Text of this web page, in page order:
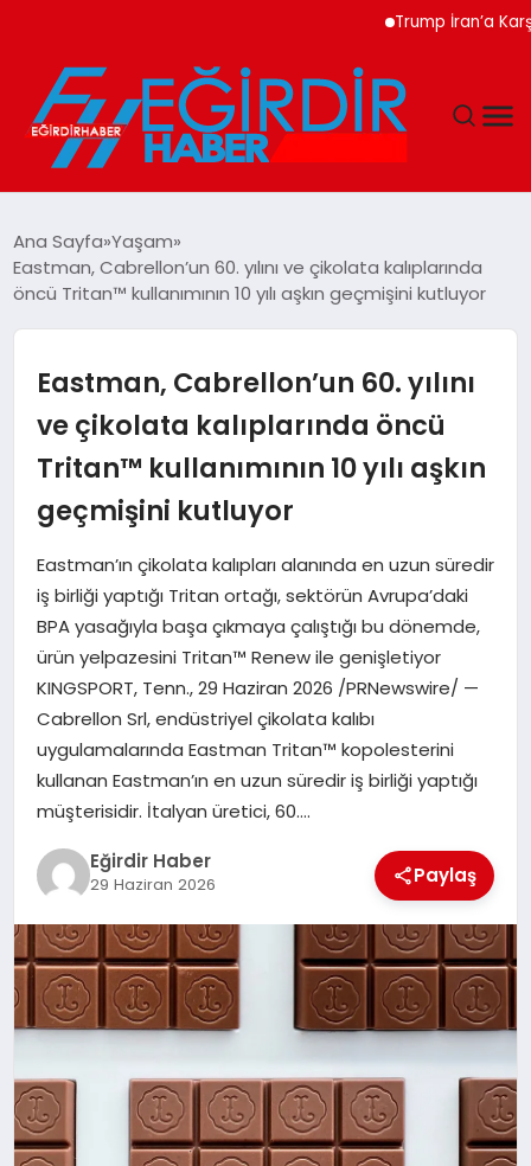
Trump İran’a Karşı
EĞITIM
MAGAZIN
SIYASET
SPOR
TEKNOLOJI
YAŞAM
Ana Sayfa Yaşam
Eastman, Cabrellon’un 60. yılını ve çikolata kalıplarında
öncü Tritan™ kullanımının 10 yılı aşkın geçmişini kutluyor
Eastman, Cabrellon’un 60. yılını
ve çikolata kalıplarında öncü
Tritan™ kullanımının 10 yılı aşkın
geçmişini kutluyor
Eastman’ın çikolata kalıpları alanında en uzun süredir
iş birliği yaptığı Tritan ortağı, sektörün Avrupa’daki
BPA yasağıyla başa çıkmaya çalıştığı bu dönemde,
ürün yelpazesini Tritan™ Renew ile genişletiyor
KINGSPORT, Tenn., 29 Haziran 2026 /PRNewswire/ —
Cabrellon Srl, endüstriyel çikolata kalıbı
uygulamalarında Eastman Tritan™ kopolesterini
kullanan Eastman’ın en uzun süredir iş birliği yaptığı
müşterisidir. İtalyan üretici, 60….
Eğirdir Haber
29 Haziran 2026 Paylaş